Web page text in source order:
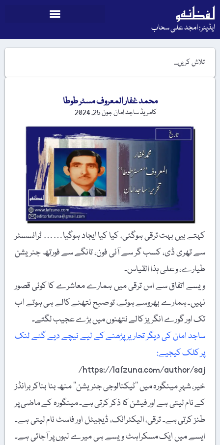
ایڈیٹر: امجد علی سحاب
محمد غفار المعروف مسٹر طوطا
کامریڈ ساجد امانجون 25, 2024
کہتے ہیں بہت ترقی ہوگئی، کیا کیا ایجاد ہوگیا…… ٹرانسسٹر
سے تھری ڈی، کسب گر سے آئی فون، تانگے سے فورتھ جنریشن
طیارے، و علی ہذا القیاس۔
ویسے اتفاق سے اس ترقی میں ہمارے معاشرے کا کوئی قصور
نہیں۔ ہمارے بھروسے ہوتے، تو صبح نتھنے کالے ہی ہوتے اب
تک اور گورے انگریز کالے نتھنوں میں بڑے عجیب لگتے۔
ساجد امان کی دیگر تحاریر پڑھنے کے لیے نیچے دیے گئے لنک
پر کلک کیجیے:
https://lafzuna.com/author/saj/
خیر، شہرِ مینگورہ میں ’’ٹیکنالوجی جنریشن‘‘ منھ بنا بناکر برانڈز
کے نام لیتی ہے اور فیشن کا ذکر کرتی ہے۔ مینگورہ کے ماضی پر
طنز کرتی ہے۔ ترقی، الیکٹرانک، ڈیجیٹل اور فاسٹ نام لیتی ہے۔
ایسے میں ایک مسکراہٹ ویسے ہی میرے لبوں پر آجاتی ہے۔